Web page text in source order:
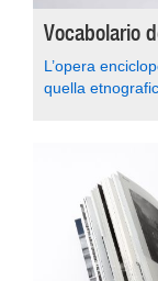
Vocabolario
L’opera
quella